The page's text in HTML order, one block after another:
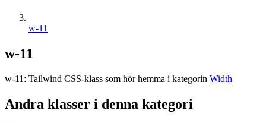
w-11
w-11
w-11 : Tailwind CSS-klass som hör hemma i kategorin Width
Andra klasser i denna kategori